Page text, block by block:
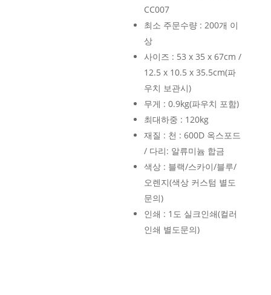
CC007
최소 주문수량 : 200개 이
상
사이즈 : 53 x 35 x 67cm /
12.5 x 10.5 x 35.5cm(파
우치 보관시)
무게 : 0.9kg(파우치 포함)
최대하중 : 120kg
재질 : 천 : 600D 옥스포드
/ 다리: 알류미늄 합금
색상 : 블랙/스카이/블루/
오렌지(색상 커스텀 별도
문의)
인쇄 : 1도 실크인쇄(컬러
인쇄 별도문의)